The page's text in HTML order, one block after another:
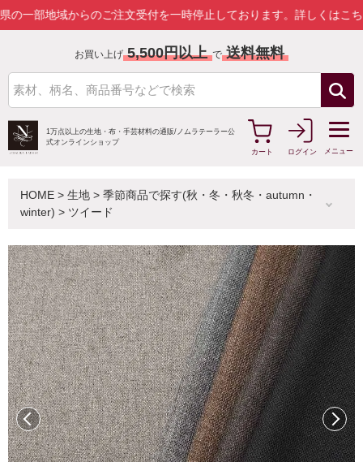
域からのご注文受付を一時停止しております。詳しくはこちら
お買い上げ 5,500円以上 で 送料無料
1万点以上の生地・布・手芸材料の通販/ ノムラテーラー公
式オンラインショップ
カート
ログイン メニュー
HOME > 生地 > 季節商品で探す(秋・冬・秋冬・autumn・
winter) > ツイード
前へ 次へ